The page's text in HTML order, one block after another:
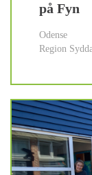
på Fyn
Odense
Region